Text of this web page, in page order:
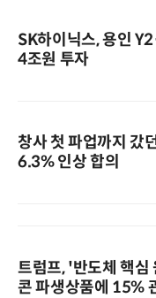
SK하이닉스, 용인
4조원 투자
창사 첫 파업까지 갔
6.3% 인상 합의
트럼프, '반도체 핵심
콘 파생상품에 15%